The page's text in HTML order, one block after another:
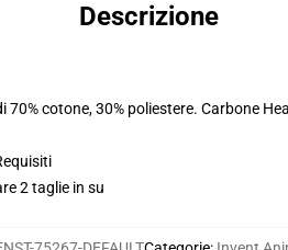
Descrizione
cotone, 30% poliestere. Carbone
2 taglie in su